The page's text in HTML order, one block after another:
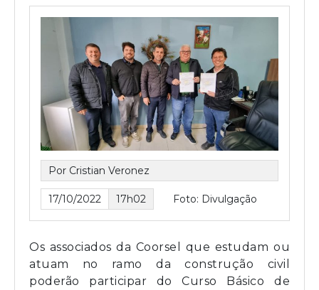
Por Cristian Veronez
17/10/2022 17h02 Foto: Divulgação
Os associados da Coorsel que estudam ou
atuam no ramo da construção civil
poderão participar do Curso Básico de